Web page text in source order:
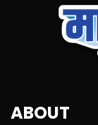
ABOUT